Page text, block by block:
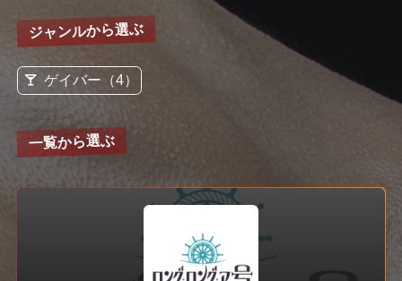
ジャンルから選ぶ
ゲイバー（4）
一覧から選ぶ